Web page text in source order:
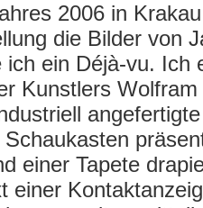
2006 in
die Bilder von
ein Déjà-vu. Ich
Kunstlers
angefertigte
einer Tapete
einer